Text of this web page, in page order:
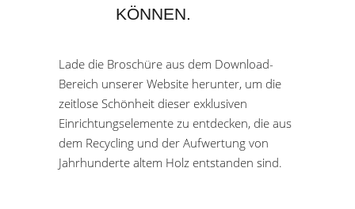
KÖNNEN.
Lade die Broschüre aus dem Download-
Bereich unserer Website herunter, um die
zeitlose Schönheit dieser exklusiven
Einrichtungselemente zu entdecken, die aus
dem Recycling und der Aufwertung von
Jahrhunderte altem Holz entstanden sind.